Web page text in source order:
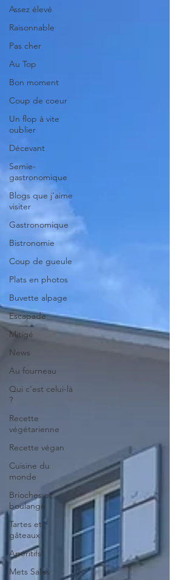
Assez élevé
Raisonnable
Pas cher
Au Top
Bon moment
Coup de coeur
Un flop à vite
oublier
Décevant
Semie-
gastronomique
Blogs que j'aime
visiter
Gastronomique
Bistronomie
Coup de gueule
Plats en photos
Buvette alpage
Escapade
Mitigé
News
Au fourneau
Qui c'est celui-là
?
Recette
végétarienne
Recette végan
Cuisine du
monde
Brioches et
boulange
Tartes et
gâteaux
Apéritifs
Mets Salés